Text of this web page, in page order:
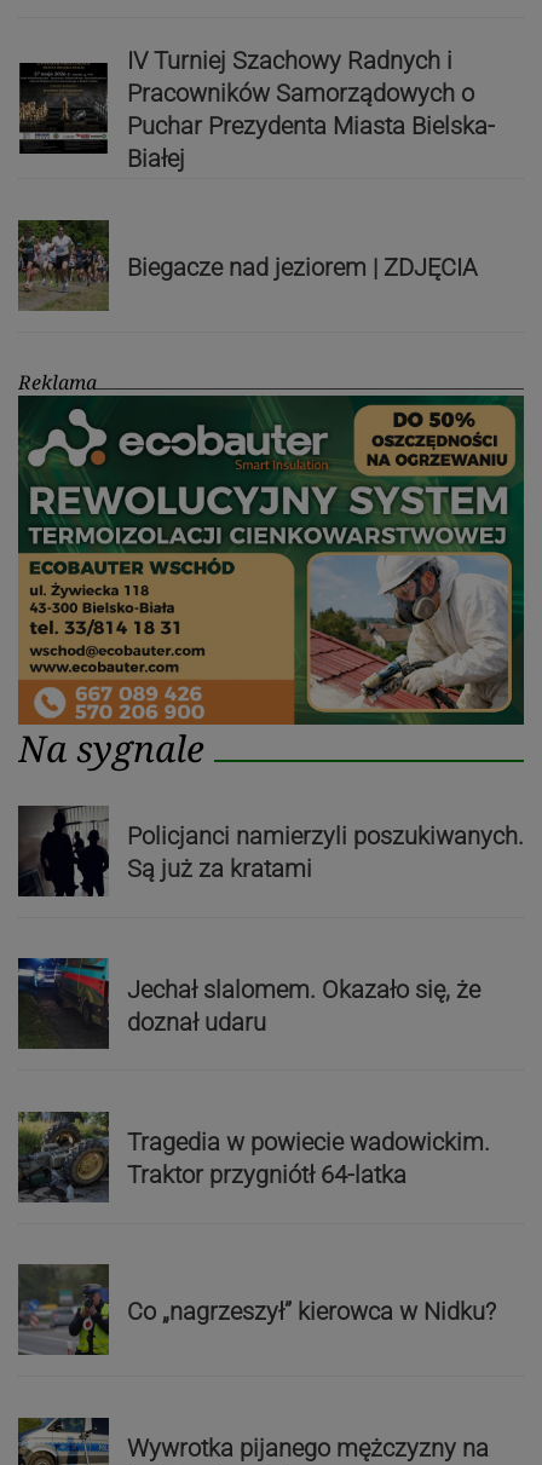
IV Turniej Szachowy Radnych i
Pracowników Samorządowych o
Puchar Prezydenta Miasta Bielska-
Białej
Biegacze nad jeziorem | ZDJĘCIA
Reklama
Na sygnale
Policjanci namierzyli poszukiwanych.
Są już za kratami
Jechał slalomem. Okazało się, że
doznał udaru
Tragedia w powiecie wadowickim.
Traktor przygniótł 64-latka
Co „nagrzeszył” kierowca w Nidku?
Wywrotka pijanego mężczyzny na